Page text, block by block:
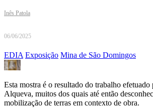
Inês Patola
06/06/2025
EDIA Exposição Mina de São Domingos
Esta mostra é o resultado do trabalho
Alqueva, muitos dos quais até então
mobilização de terras em contexto de obra.